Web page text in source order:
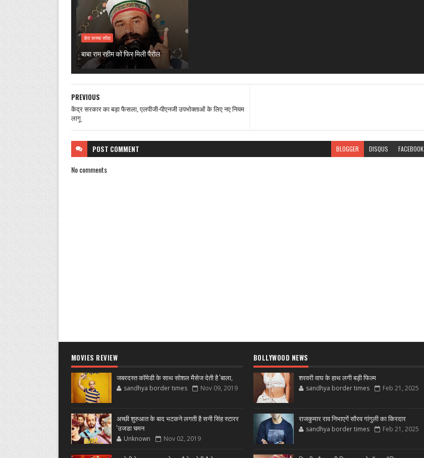
डेरा सच्चा सौदा
बाबा राम रहीम को फिर मिली पैरोल
PREVIOUS
केंद्र सरकार का बड़ा फैसला, एलपीजी-पीएनजी उपभोक्ताओं के लिए नए नियम
लागू
POST COMMENT BLOGGER DISQUS FACEBOOK
No comments
MOVIES REVIEW
जबरदस्त कॉमेडी के साथ सोशल मैसेज देती है 'बाला,
sandhya border times Nov 09, 2019
अच्छी शुरुआत के बाद भटकने लगती है सनी सिंह स्टारर
'उजडा चमन
Unknown Nov 02, 2019
BOLLYWOOD NEWS
शरवरी वाघ के हाथ लगी बड़ी फिल्म
sandhya border times Feb 21, 2025
राजकुमार राव निभाएगें सौरव गांगुली का किरदार
sandhya border times Feb 21, 2025